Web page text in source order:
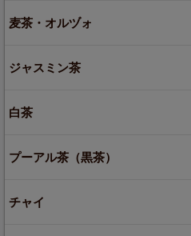
麦茶・オルヅォ
ジャスミン茶
白茶
プーアル茶（黒茶）
チャイ